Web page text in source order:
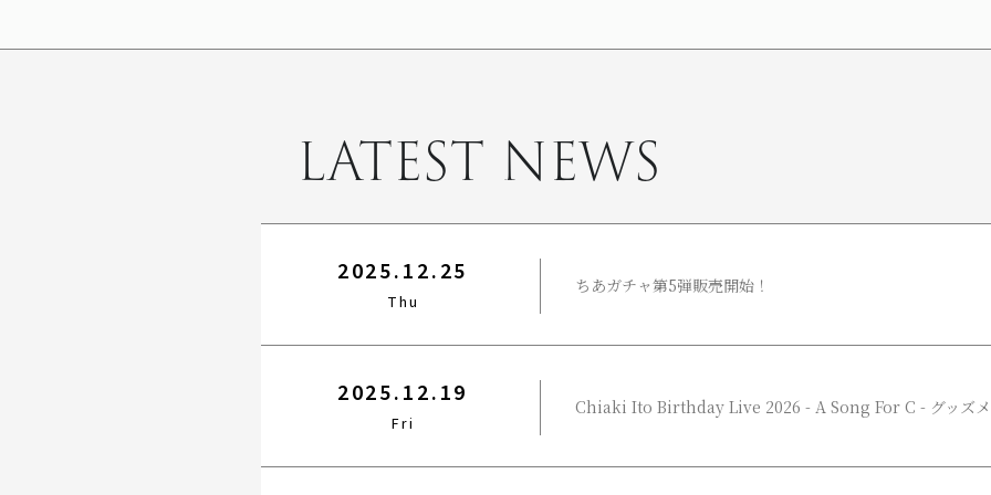
LATEST NEWS
2025.12.25
Thu
ちあガチャ第5弾販売開始！
2025.12.19
Fri
Chiaki Ito Birthday Live 2026 - A Song For C - グッズメ